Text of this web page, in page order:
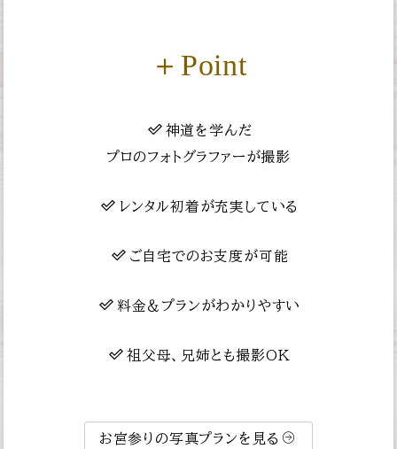
＋Point
神道を学んだ
プロのフォトグラファーが撮影
レンタル初着が充実している
ご自宅でのお支度が可能
料金＆プランがわかりやすい
祖父母、兄姉とも撮影OK
お宮参りの写真プランを見る